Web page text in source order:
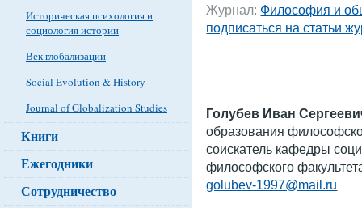
Журнал: Философия и
подписаться на статьи
Голубев Иван
образования
соискатель кафедры
философского
golubev-1997@mail.ru
Историческая психология и
социология истории
Век глобализации
Social Evolution & History
Journal of Globalization Studies
Книги
Ежегодники
Сотрудничество